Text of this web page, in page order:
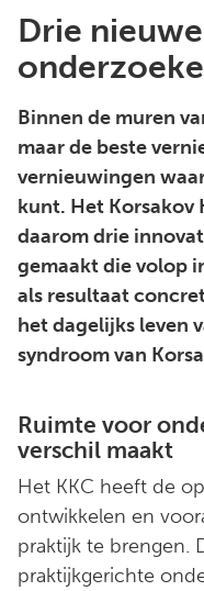
Drie
Binnen de muren
maar de beste
vernieuwingen
kunt. Het Korsakov
daarom drie
gemaakt die volop
als resultaat
het dagelijks leven
syndroom van
Ruimte voor
verschil maakt
Het KKC heeft de
ontwikkelen en
praktijk te brengen.
praktijkgerichte